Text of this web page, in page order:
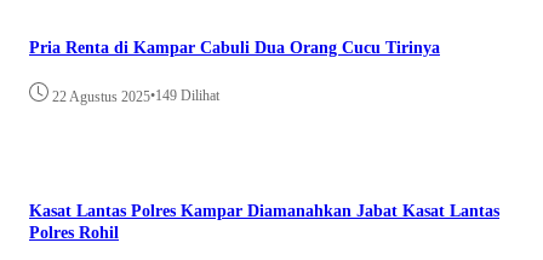
Pria Renta di Kampar Cabuli Dua Orang Cucu Tirinya
22 Agustus 2025•149 Dilihat
Kasat Lantas Polres Kampar Diamanahkan Jabat Kasat Lantas
Polres Rohil